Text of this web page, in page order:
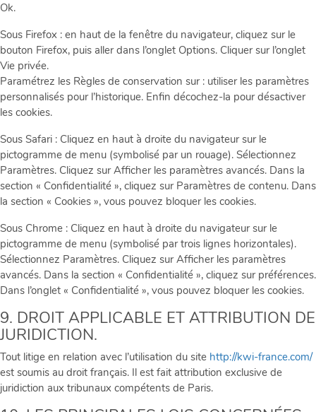
Ok.
Sous Firefox : en haut de la fenêtre du navigateur, cliquez sur le
bouton Firefox, puis aller dans l’onglet Options. Cliquer sur l’onglet
Vie privée.
Paramétrez les Règles de conservation sur : utiliser les paramètres
personnalisés pour l’historique. Enfin décochez-la pour désactiver
les cookies.
Sous Safari : Cliquez en haut à droite du navigateur sur le
pictogramme de menu (symbolisé par un rouage). Sélectionnez
Paramètres. Cliquez sur Afficher les paramètres avancés. Dans la
section « Confidentialité », cliquez sur Paramètres de contenu. Dans
la section « Cookies », vous pouvez bloquer les cookies.
Sous Chrome : Cliquez en haut à droite du navigateur sur le
pictogramme de menu (symbolisé par trois lignes horizontales).
Sélectionnez Paramètres. Cliquez sur Afficher les paramètres
avancés. Dans la section « Confidentialité », cliquez sur préférences.
Dans l’onglet « Confidentialité », vous pouvez bloquer les cookies.
9. DROIT APPLICABLE ET ATTRIBUTION DE
JURIDICTION.
Tout litige en relation avec l’utilisation du site http://kwi-france.com/
est soumis au droit français. Il est fait attribution exclusive de
juridiction aux tribunaux compétents de Paris.